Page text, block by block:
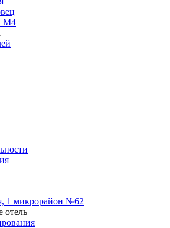
М4
1 микрорайон №62
отель